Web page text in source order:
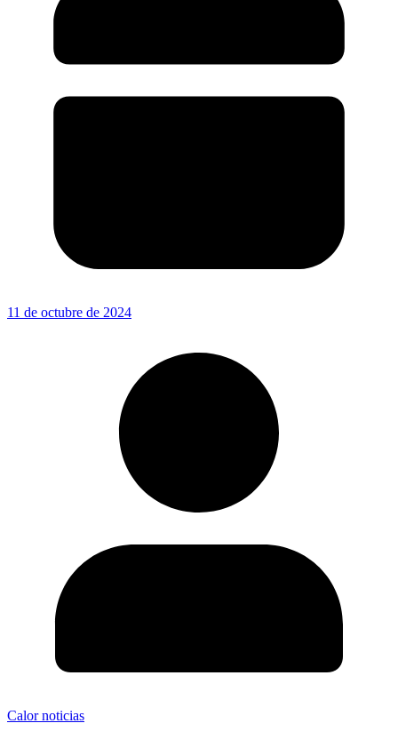
11 de octubre de 2024
Calor noticias